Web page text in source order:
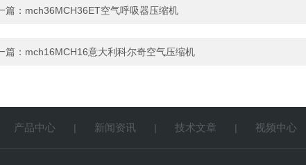
篇： mch36MCH36ET空气呼吸器压缩机
篇： mch16MCH16意大利科尔奇空气压缩机
产品中心 | 新闻资讯 | 技术文章 | 视频中心